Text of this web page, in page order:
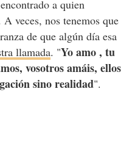
a quien
veces, nos tenemos que
de que algún día esa
llamada. "Yo amo , tu
vosotros amáis, ellos
sino realidad".